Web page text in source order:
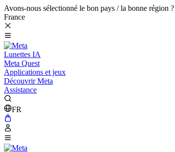
Avons-nous sélectionné le bon pays / la bonne région ?
France
Lunettes IA
Meta Quest
Applications et jeux
Découvrir Meta
Assistance
FR